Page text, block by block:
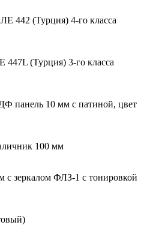
442 (Турция) 4-го класса
(Турция) 3-го класса
панель 10 мм с патиной, цвет
100 мм
зеркалом ФЛЗ-1 с тонировкой